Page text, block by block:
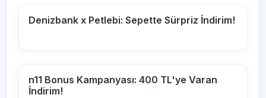
Denizbank x Petlebi: Sepette Sürpriz İndirim!
n11 Bonus Kampanyası: 400 TL'ye Varan
İndirim!